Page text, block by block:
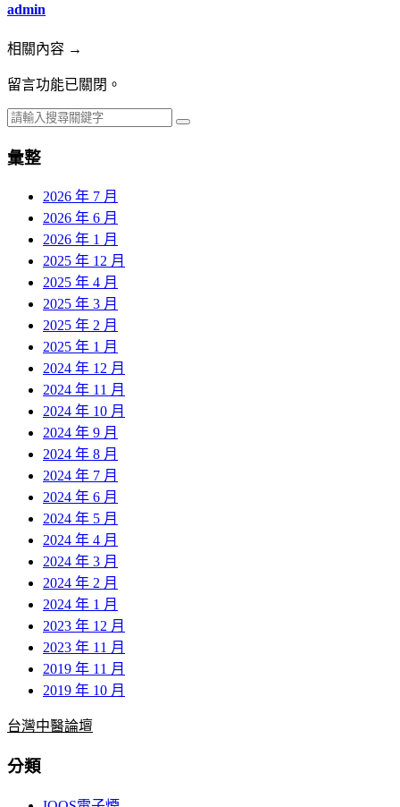
admin
相關內容 →
留言功能已關閉。
彙整
2026 年 7 月
2026 年 6 月
2026 年 1 月
2025 年 12 月
2025 年 4 月
2025 年 3 月
2025 年 2 月
2025 年 1 月
2024 年 12 月
2024 年 11 月
2024 年 10 月
2024 年 9 月
2024 年 8 月
2024 年 7 月
2024 年 6 月
2024 年 5 月
2024 年 4 月
2024 年 3 月
2024 年 2 月
2024 年 1 月
2023 年 12 月
2023 年 11 月
2019 年 11 月
2019 年 10 月
台灣中醫論壇
分類